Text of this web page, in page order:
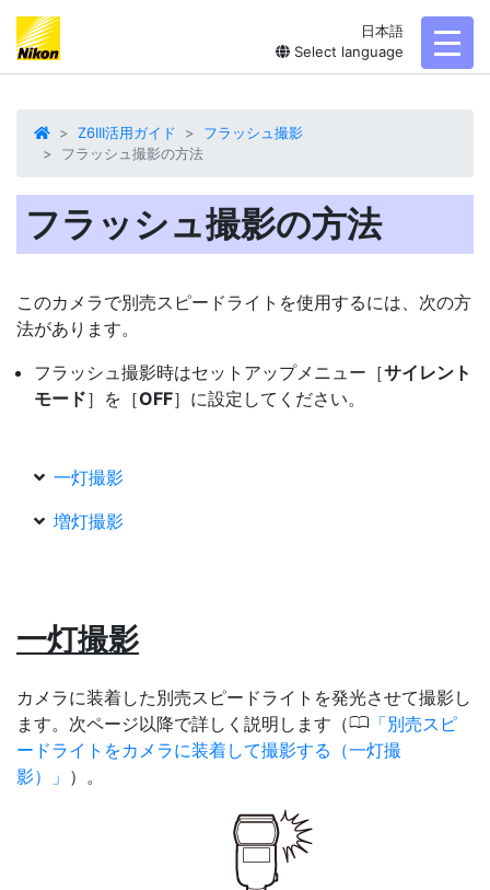
日本語
Select language
Z6III活用ガイド
フラッシュ撮影
フラッシュ撮影の方法
フラッシュ撮影の方法
このカメラで別売スピードライトを使用するには、次の方
法があります。
フラッシュ撮影時はセットアップメニュー［サイレント
モード］を［OFF］に設定してください。
一灯撮影
増灯撮影
一灯撮影
カメラに装着した別売スピードライトを発光させて撮影し
ます。次ページ以降で詳しく説明します（0
別売スピ
ードライトをカメラに装着して撮影する（一灯撮
影）
）。